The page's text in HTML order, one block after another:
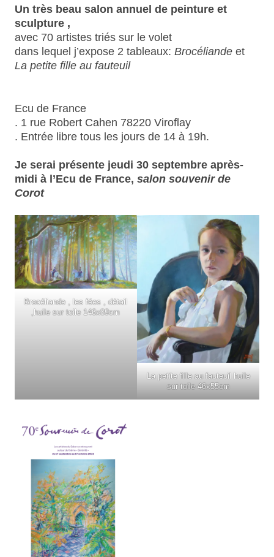
Un très beau salon annuel de peinture et
sculpture ,
avec 70 artistes triés sur le volet
dans lequel j’expose 2 tableaux: Brocéliande et
La petite fille au fauteuil
Ecu de France
. 1 rue Robert Cahen 78220 Viroflay
. Entrée libre tous les jours de 14 à 19h.
Je serai présente jeudi 30 septembre après-
midi à l’Ecu de France, salon souvenir de
Corot
Brocéliande , les fées , détail
,huile sur toile 146x89cm
La petite fille au fauteuil huile
sur toile 46x55cm